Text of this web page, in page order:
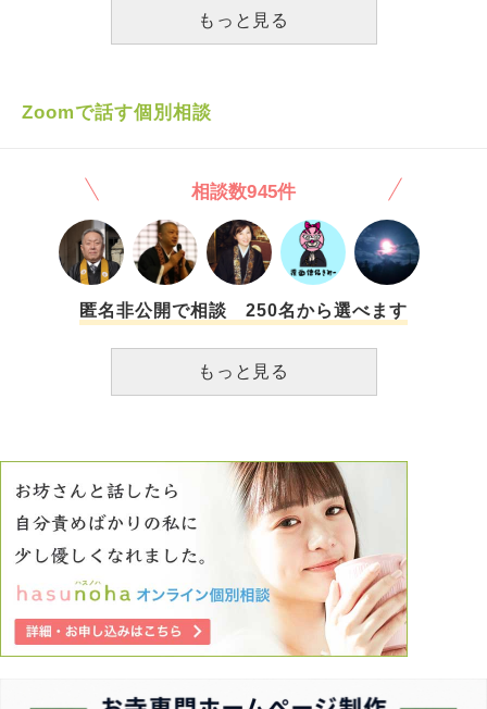
ーンを少しでも返そうとした結果だ」と言っています。強い
ば来年の税金も払えません。彼女の父に会う予定ですが、高
支えがあるからこそ何とか踏みとどまっていますが、正直な
ば良いのか、本当に答えが見つかりません。
わしたくないのだと思う 会えば今までの経緯をバラされる
出すれば彼女の機嫌を損ね空気が悪くなるからほっとけな
い》と そんなことで悪くなるような薄っぺらい関係なら結
よりも彼女優先・自分達優先で物事を考える。 私や祖母に
『彼女と仲良くしてほしい』と言うだけで行動が伴わない。
それどころかその機会を自ら壊し悪化させてることに気付か
ない。 彼女と一緒になってから悪い方に変わってしまった
（泣）… 毎年一緒に行ってた墓参りも『自分の知らない人
の墓参り行く意味ある？』『仏壇に参ればいいやろ』『仏壇
も友達の誘いも相手の気持ちを考えず彼女優先で拒否、場所
をわきまえず相手構わず彼女を連れて行く。《どう思われよ
気が失せ身が入らない。 彼女と親の策略に見事にハマった
息子… こんな状態で結婚なんか許せない。 痛い目に遭わな
いとわからないのか？ 親同士会わないで知らないままで結
婚なんて到底無理… 寝れない日が続き辛いです
もっと見る
Zoomで話す個別相談
相談数945件
匿名非公開で相談 250名から選べます
もっと見る